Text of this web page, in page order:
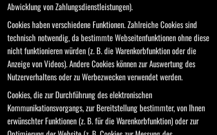
Abwicklung von Zahlungsdienstleistungen).
Cookies haben verschiedene Funktionen. Zahlreiche Cookies sind
technisch notwendig, da bestimmte Webseitenfunktionen ohne diese
nicht funktionieren würden (z. B. die Warenkorbfunktion oder die
Anzeige von Videos). Andere Cookies können zur Auswertung des
Nutzerverhaltens oder zu Werbezwecken verwendet werden.
Cookies, die zur Durchführung des elektronischen
Kommunikationsvorgangs, zur Bereitstellung bestimmter, von Ihnen
erwünschter Funktionen (z. B. für die Warenkorbfunktion) oder zur